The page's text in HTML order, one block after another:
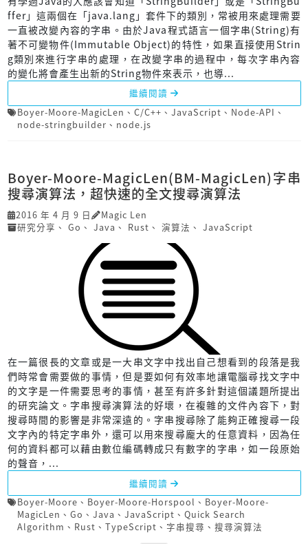
ffer」這兩個在「java.lang」套件下的類別，常被用來處理需要
一直被改變內容的字串。由於Java程式語言一個字串(String)有
著不可變物件(Immutable Object)的特性，如果直接使用Strin
g類別來進行字串的處理，在改變字串的過程中，每次字串內容
的變化將會產生出新的String物件來表示，也導...
繼續閱讀
Boyer-Moore-MagicLen 、 C/C++ 、 JavaScript 、 Node-API 、
node-stringbuilder 、 node.js
Boyer-Moore-MagicLen(BM-MagicLen)字串
搜尋演算法，超快速的全文搜尋演算法
2016 年 4 月 9 日
Magic Len
研究分享 、 Go 、 Java 、 Rust 、 演算法 、 JavaScript
在一篇很長的文章或是一大串文字中找出自己想看到的段落是我
們時常會需要做的事情，但是要如何有效率地讓電腦尋找文字中
的文字是一件需要思考的事情，甚至有許多針對這個議題所提出
的研究論文。字串搜尋演算法的好壞，在複雜的文件內容下，對
搜尋時間的影響是非常深遠的。字串搜尋除了能夠正確搜尋一段
文字內的特定字串外，還可以用來搜尋龐大的任意資料，因為任
何的資料都可以藉由數位編碼轉成只有數字的字串，如一段原始
的聲音，...
繼續閱讀
Boyer-Moore 、 Boyer-Moore-Horspool 、 Boyer-Moore-
MagicLen 、 Go 、 Java 、 JavaScript 、 Quick Search
Algorithm 、 Rust 、 TypeScript 、 字串搜尋 、 搜尋演算法